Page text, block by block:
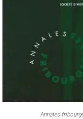
Annales